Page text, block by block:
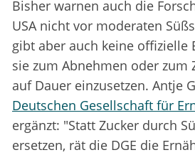
Bisher warnen auch die
USA nicht vor moderaten
gibt aber auch keine offizielle
sie zum Abnehmen oder zum
auf Dauer einzusetzen. Antje
Deutschen Gesellschaft für
ergänzt: "Statt Zucker durch
ersetzen, rät die DGE die